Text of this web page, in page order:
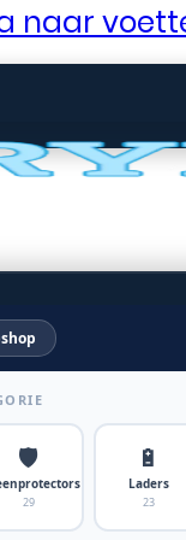
naar
🛡️
29
🔋
Laders
23